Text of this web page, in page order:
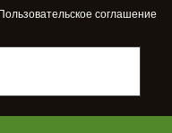
Пользовательское соглашение